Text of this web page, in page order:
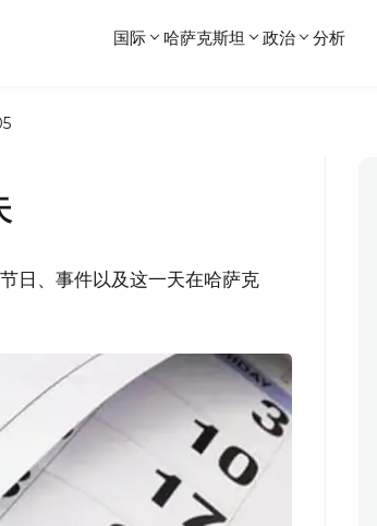
国际 哈萨克斯坦 政治 分析
日、事件以及这一天在哈萨克